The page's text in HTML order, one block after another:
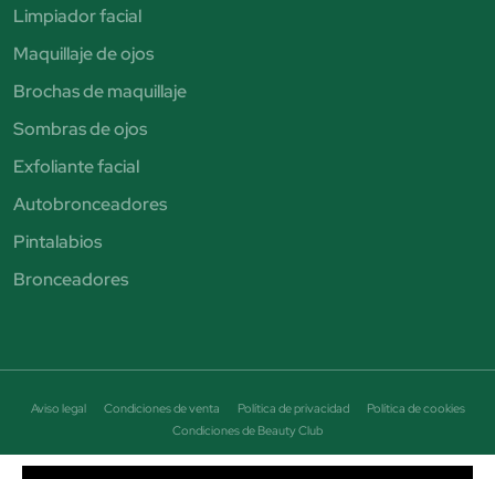
Limpiador facial
Maquillaje de ojos
Brochas de maquillaje
Sombras de ojos
Exfoliante facial
Autobronceadores
Pintalabios
Bronceadores
Aviso legal Condiciones de venta Política de privacidad
Política de cookies
Condiciones de Beauty Club